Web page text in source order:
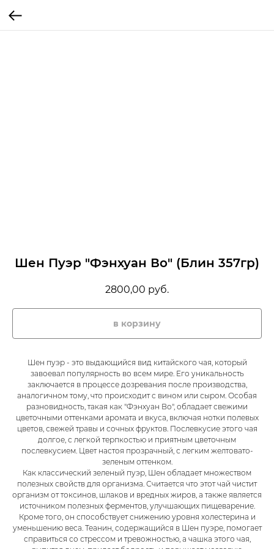
Шен Пуэр "Фэнхуан Во" (Блин 357гр)
2800,00 руб.
в корзину
Шен пуэр - это выдающийся вид китайского чая, который
завоевал популярность во всем мире. Его уникальность
заключается в процессе дозревания после производства,
аналогичном тому, что происходит с вином или сыром. Особая
разновидность, такая как "Фэнхуан Во", обладает свежими
цветочными оттенками аромата и вкуса, включая нотки полевых
цветов, свежей травы и сочных фруктов. Послевкусие этого чая
долгое, с легкой терпкостью и приятным цветочным
послевкусием. Цвет настоя прозрачный, с легким желтовато-
зеленым оттенком.
Как классический зеленый пуэр, Шен обладает множеством
полезных свойств для организма. Считается что этот чай чистит
организм от токсинов, шлаков и вредных жиров, а также является
источником полезных ферментов, улучшающих пищеварение.
Кроме того, он способствует снижению уровня холестерина и
уменьшению веса. Теанин, содержащийся в Шен пуэре, помогает
справиться со стрессом и тревожностью, а чашка этого чая,